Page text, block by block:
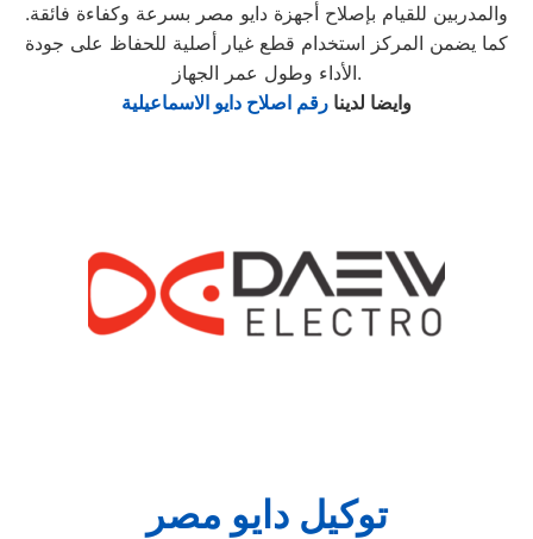
والمدربين للقيام بإصلاح أجهزة دايو مصر بسرعة وكفاءة فائقة.
كما يضمن المركز استخدام قطع غيار أصلية للحفاظ على جودة
الأداء وطول عمر الجهاز.
وايضا لدينا رقم اصلاح دايو الاسماعيلية
توكيل دايو مصر